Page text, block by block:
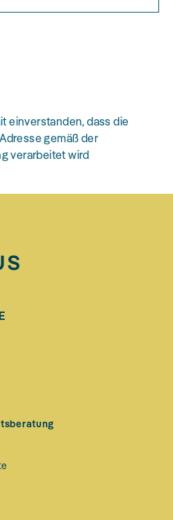
einverstanden, dass die
gemäß der
verarbeitet wird